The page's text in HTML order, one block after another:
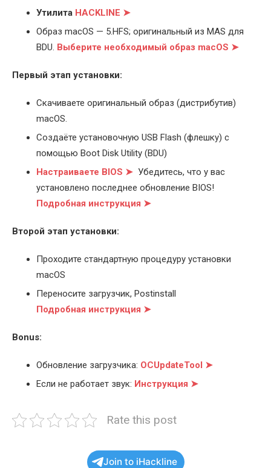
Утилита HACKLINE ➤
Образ macOS — 5.HFS; оригинальный из MAS для
BDU. Выберите необходимый образ macOS ➤
Первый этап установки:
Скачиваете оригинальный образ (дистрибутив)
macOS.
Создаёте установочную USB Flash (флешку) с
помощью Boot Disk Utility (BDU)
Настраиваете BIOS ➤ Убедитесь, что у вас
установлено последнее обновление BIOS!
Подробная инструкция ➤
Второй этап установки:
Проходите стандартную процедуру установки
macOS
Переносите загрузчик, Postinstall
Подробная инструкция ➤
Bonus:
Обновление загрузчика: OCUpdateTool ➤
Если не работает звук: Инструкция ➤
Rate this post
Join to iHackline